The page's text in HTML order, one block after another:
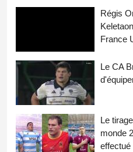
Régis
France
Le CA
Le
monde
effectué